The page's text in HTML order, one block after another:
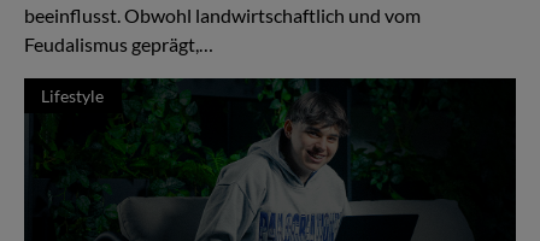
beeinflusst. Obwohl landwirtschaftlich und vom
Feudalismus geprägt,…
Lifestyle